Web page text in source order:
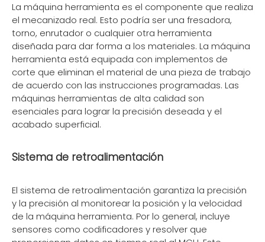
La máquina herramienta es el componente que realiza
el mecanizado real. Esto podría ser una fresadora,
torno, enrutador o cualquier otra herramienta
diseñada para dar forma a los materiales. La máquina
herramienta está equipada con implementos de
corte que eliminan el material de una pieza de trabajo
de acuerdo con las instrucciones programadas. Las
máquinas herramientas de alta calidad son
esenciales para lograr la precisión deseada y el
acabado superficial.
Sistema de retroalimentación
El sistema de retroalimentación garantiza la precisión
y la precisión al monitorear la posición y la velocidad
de la máquina herramienta. Por lo general, incluye
sensores como codificadores y resolver que